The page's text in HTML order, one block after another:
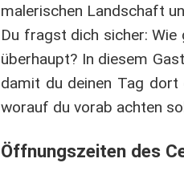
malerischen Landschaft
Du fragst dich sicher:
überhaupt? In diesem
damit du deinen Tag dort
worauf du vorab achten
Öffnungszeiten des